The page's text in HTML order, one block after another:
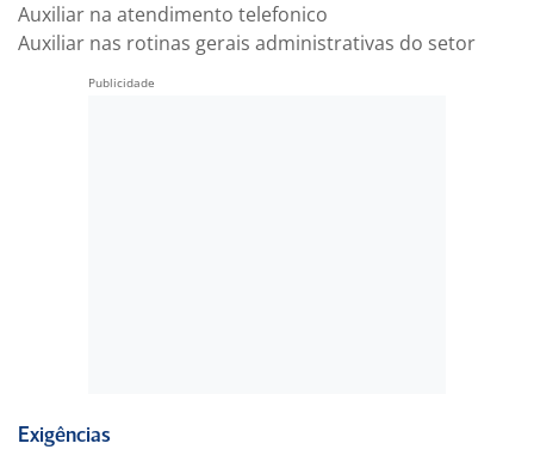
Auxiliar na atendimento telefonico
Auxiliar nas rotinas gerais administrativas do setor
Exigências